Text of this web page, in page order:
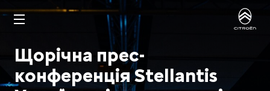
Щорічна прес-
конференція Stellantis